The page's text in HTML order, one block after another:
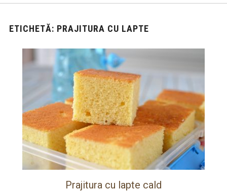
ETICHETĂ: PRAJITURA CU LAPTE
Prajitura cu lapte cald